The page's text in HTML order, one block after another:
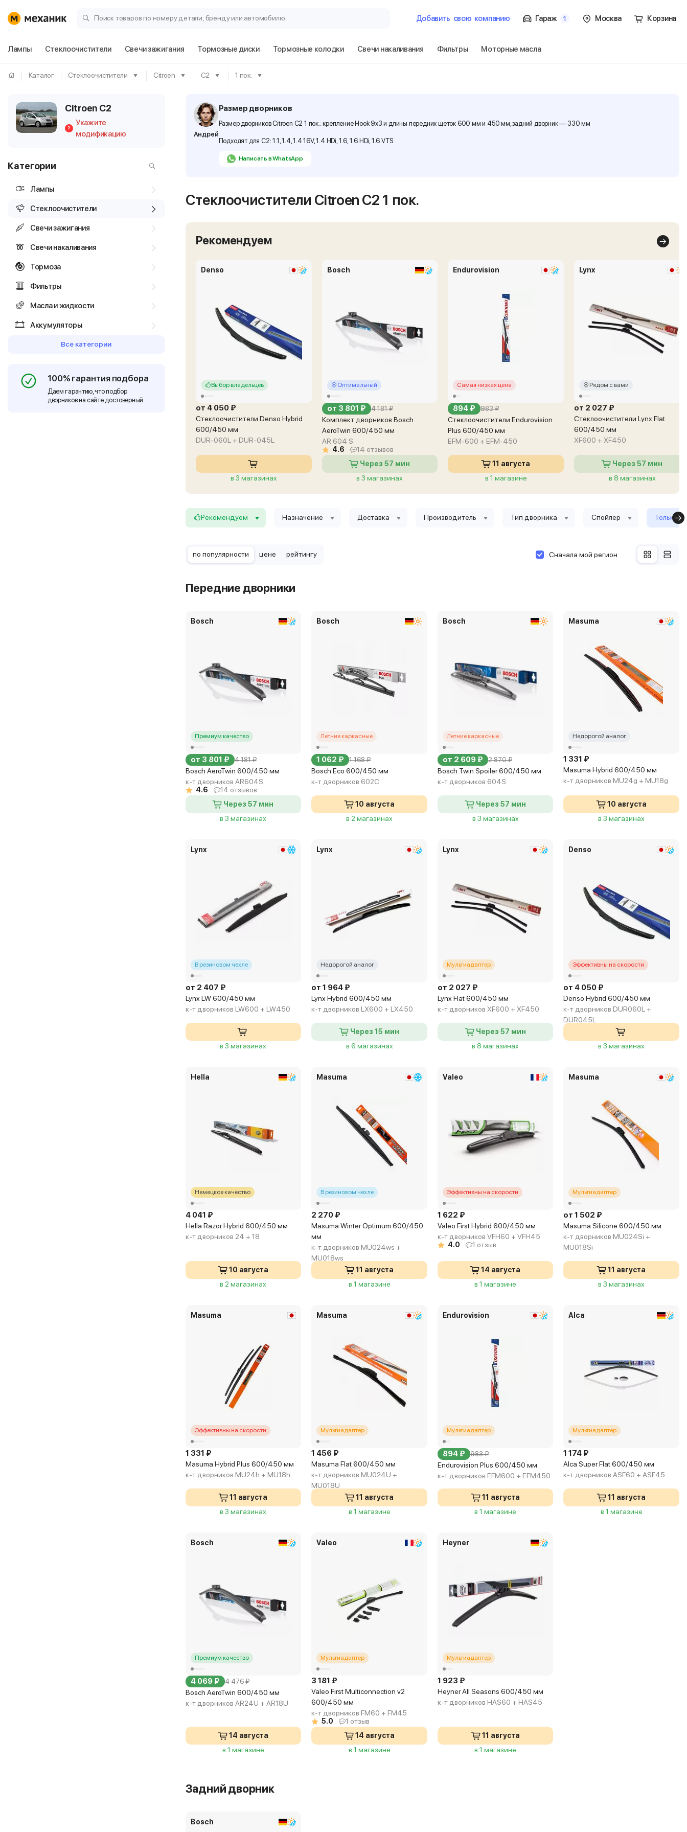
Поиск товаров по номеру детали, бренду или автомобилю Добавить свою компанию Гараж 1
Гараж
Москва Корзина
Лампы Стеклоочистители Свечи зажигания Тормозные диски Тормозные колодки Свечи накаливания Фильтры Моторные масла
Каталог Стеклоочистители Citroen C2 1 пок.
Citroen C2
?
Укажите
модификацию
Категории
Лампы
Стеклоочистители
Свечи зажигания
Свечи накаливания
Тормоза
Фильтры
Масла и жидкости
Аккумуляторы
Все категории
100% гарантия подбора
Даем гарантию, что подбор
дворников на сайте достоверный
Андрей
Размер дворников
Размер дворников Citroen C2 1 пок.: крепление Hook 9x3 и длины передних щеток 600 мм и 450 мм, задний дворник — 330 мм
Подходят для C2: 1.1, 1.4, 1.4 16V, 1.4 HDi, 1.6, 1.6 HDi, 1.6 VTS
Написать в WhatsApp
Стеклоочистители Citroen C2 1 пок.
Рекомендуем
Denso
Выбор владельцев
от 4 050 ₽
Стеклоочистители Denso Hybrid
600/450 мм
DUR-060L + DUR-045L
в 3 магазинах
Bosch
Оптимальный
от 3 801 ₽ 4 181 ₽
Комплект дворников Bosch
AeroTwin 600/450 мм
AR 604 S
4.6
14 отзывов
Через 57 мин
в 3 магазинах
Endurovision
Самая низкая цена
894 ₽ 983 ₽
Стеклоочистители Endurovision
Plus 600/450 мм
EFM-600 + EFM-450
11 августа
в 1 магазине
Lynx
Рядом с вами
от 2 027 ₽
Стеклоочистители Lynx Flat
600/450 мм
XF600 + XF450
Через 57 мин
в 8 магазинах
Рекомендуем Назначение Доставка Производитель Тип дворника Спойлер Только в
по популярности цене рейтингу Сначала мой регион
Передние дворники
Bosch
Премиум качество
от 3 801 ₽ 4 181 ₽
Bosch AeroTwin 600/450 мм
к-т дворников AR604S
4.6
14 отзывов
Через 57 мин
в 3 магазинах
Bosch
Летние каркасные
1 062 ₽ 1 168 ₽
Bosch Eco 600/450 мм
к-т дворников 602C
10 августа
в 2 магазинах
Bosch
Летние каркасные
от 2 609 ₽ 2 870 ₽
Bosch Twin Spoiler 600/450 мм
к-т дворников 604S
Через 57 мин
в 3 магазинах
Masuma
Недорогой аналог
1 331 ₽
Masuma Hybrid 600/450 мм
к-т дворников MU24g + MU18g
10 августа
в 3 магазинах
Lynx
В резиновом чехле
от 2 407 ₽
Lynx LW 600/450 мм
к-т дворников LW600 + LW450
в 3 магазинах
Lynx
Недорогой аналог
от 1 964 ₽
Lynx Hybrid 600/450 мм
к-т дворников LX600 + LX450
Через 15 мин
в 6 магазинах
Lynx
Мультиадаптер
от 2 027 ₽
Lynx Flat 600/450 мм
к-т дворников XF600 + XF450
Через 57 мин
в 8 магазинах
Denso
Эффективны на скорости
от 4 050 ₽
Denso Hybrid 600/450 мм
к-т дворников DUR060L +
DUR045L
в 3 магазинах
Hella
Немецкое качество
4 041 ₽
Hella Razor Hybrid 600/450 мм
к-т дворников 24 + 18
10 августа
в 2 магазинах
Masuma
В резиновом чехле
2 270 ₽
Masuma Winter Optimum 600/450
мм
к-т дворников MU024ws +
MU018ws
11 августа
в 1 магазине
Valeo
Эффективны на скорости
1 622 ₽
Valeo First Hybrid 600/450 мм
к-т дворников VFH60 + VFH45
4.0
1 отзыв
14 августа
в 1 магазине
Masuma
Мультиадаптер
от 1 502 ₽
Masuma Silicone 600/450 мм
к-т дворников MU024Si +
MU018Si
11 августа
в 3 магазинах
Masuma
Эффективны на скорости
1 331 ₽
Masuma Hybrid Plus 600/450 мм
к-т дворников MU24h + MU18h
11 августа
в 3 магазинах
Masuma
Мультиадаптер
1 456 ₽
Masuma Flat 600/450 мм
к-т дворников MU024U +
MU018U
11 августа
в 1 магазине
Endurovision
Мультиадаптер
894 ₽ 983 ₽
Endurovision Plus 600/450 мм
к-т дворников EFM600 + EFM450
11 августа
в 1 магазине
Alca
Мультиадаптер
1 174 ₽
Alca Super Flat 600/450 мм
к-т дворников ASF60 + ASF45
11 августа
в 1 магазине
Bosch
Премиум качество
4 069 ₽ 4 476 ₽
Bosch AeroTwin 600/450 мм
к-т дворников AR24U + AR18U
14 августа
в 1 магазине
Valeo
Мультиадаптер
3 181 ₽
Valeo First Multiconnection v2
600/450 мм
к-т дворников FM60 + FM45
5.0
1 отзыв
14 августа
в 1 магазине
Heyner
Мультиадаптер
1 923 ₽
Heyner All Seasons 600/450 мм
к-т дворников HAS60 + HAS45
11 августа
в 1 магазине
Задний дворник
Bosch